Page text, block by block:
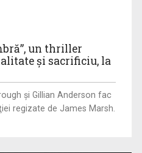
un thriller
și sacrificiu, la
şi Gillian Anderson fac
regizate de James Marsh.